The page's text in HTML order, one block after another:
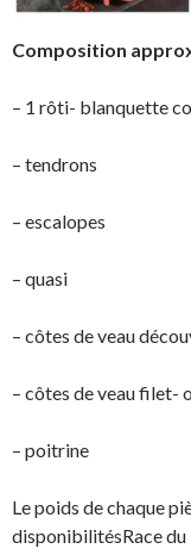
Composition
– 1 rôti- blanquette
– tendrons
– escalopes
– quasi
– côtes de veau
– côtes de veau filet-
– poitrine
Le poids de chaque
disponibilitésRace du